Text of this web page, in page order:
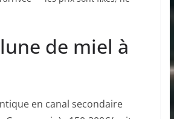
de miel à
en canal secondaire